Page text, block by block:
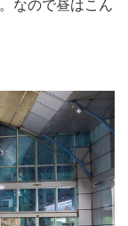
なので昼はこん